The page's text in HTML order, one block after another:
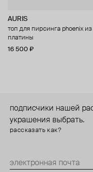
AURIS
топ для пирсинга phoenix из
платины
16 500 ₽
подписчики нашей
украшения выбрать.
рассказать как?